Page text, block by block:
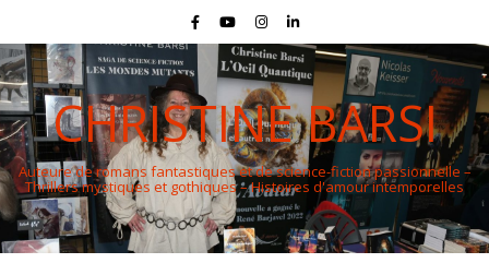
CHRISTINE BARSI
Auteure de romans fantastiques et de science-fiction passionnelle –
Thrillers mystiques et gothiques – Histoires d'amour intemporelles